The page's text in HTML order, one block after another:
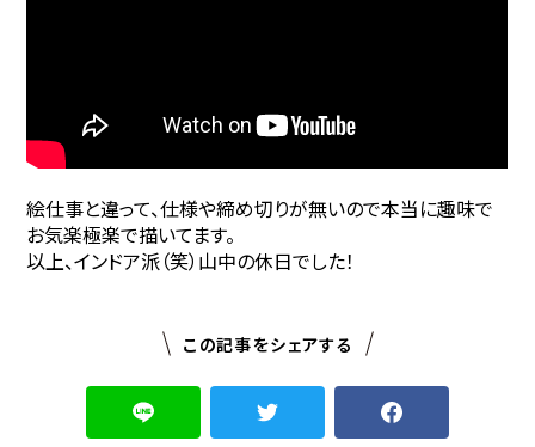
絵仕事と違って、仕様や締め切りが無いので本当に趣味で
お気楽極楽で描いてます。
以上、インドア派（笑）山中の休日でした！
この記事をシェアする